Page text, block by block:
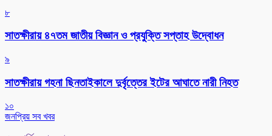
৮
সাতক্ষীরায় ৪৭তম জাতীয় বিজ্ঞান ও প্রযুক্তি সপ্তাহ উদ্বোধন
৯
সাতক্ষীরায় গহনা ছিনতাইকালে দুর্বৃত্তের ইটের আঘাতে নারী নিহত
১০
জনপ্রিয় সব খবর